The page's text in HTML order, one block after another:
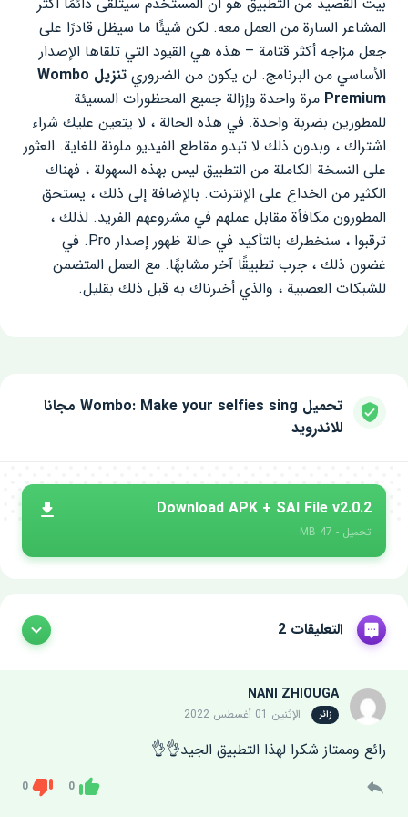
المشاعر السارة من العمل معه. لكن شيئًا ما سيظل قادرًا على
جعل مزاجه أكثر قتامة – هذه هي القيود التي تلقاها الإصدار
الأساسي من البرنامج. لن يكون من الضروري
تنزيل Wombo
Premium مرة واحدة وإزالة جميع المحظورات المسيئة
للمطورين بضربة واحدة. في هذه الحالة ، لا يتعين عليك شراء
اشتراك ، وبدون ذلك لا تبدو مقاطع الفيديو ملونة للغاية. العثور
على النسخة الكاملة من التطبيق ليس بهذه السهولة ، فهناك
الكثير من الخداع على الإنترنت. بالإضافة إلى ذلك ، يستحق
المطورون مكافأة مقابل عملهم في مشروعهم الفريد. لذلك ،
ترقبوا ، سنخطرك بالتأكيد في حالة ظهور إصدار Pro. في
غضون ذلك ، جرب تطبيقًا آخر مشابهًا. مع العمل المتضمن
للشبكات العصبية ، والذي أخبرناك به قبل ذلك بقليل.
تحميل Wombo: Make your selfies sing مجانا
للاندرويد
Download APK + SAI File v2.0.2
تحميل - 47 MB
التعليقات 2
NANI ZHIOUGA
زائر الإثنين 01 أغسطس 2022
رائع وممتاز شكرا لهذا التطبيق الجيد👌👌
0
0
Dislike